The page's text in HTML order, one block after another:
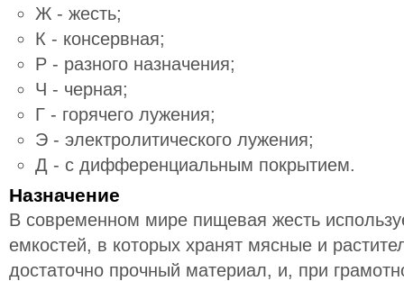
Ж - жесть;
К - консервная;
Р - разного назначения;
Ч - черная;
Г - горячего лужения;
Э - электролитического лужения;
Д - с дифференциальным покрытием.
Назначение
В современном мире пищевая жесть
емкостей, в которых хранят мясные и
достаточно прочный материал, и, при